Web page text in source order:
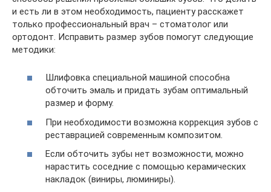
и есть ли в этом необходимость, пациенту расскажет
только профессиональный врач – стоматолог или
ортодонт. Исправить размер зубов помогут следующие
методики:
Шлифовка специальной машиной способна
обточить эмаль и придать зубам оптимальный
размер и форму.
При необходимости возможна коррекция зубов с
реставрацией современным композитом.
Если обточить зубы нет возможности, можно
нарастить соседние с помощью керамических
накладок (виниры, люминиры).